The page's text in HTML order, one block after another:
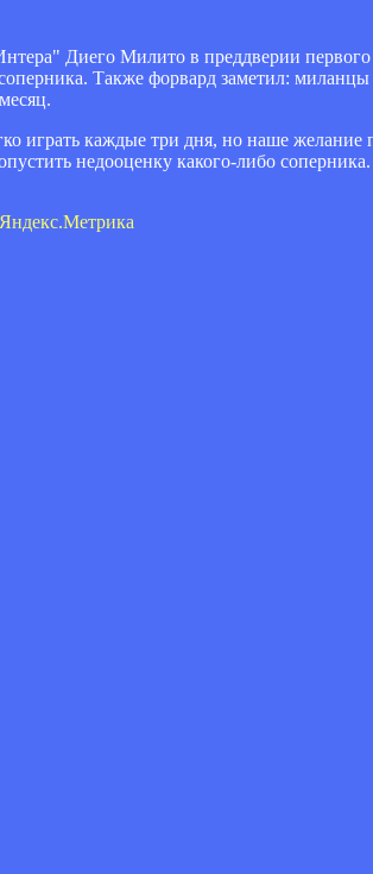
Диего Милито в преддверии
Также форвард заметил:
играть каждые три дня, но наше
недооценку какого-либо